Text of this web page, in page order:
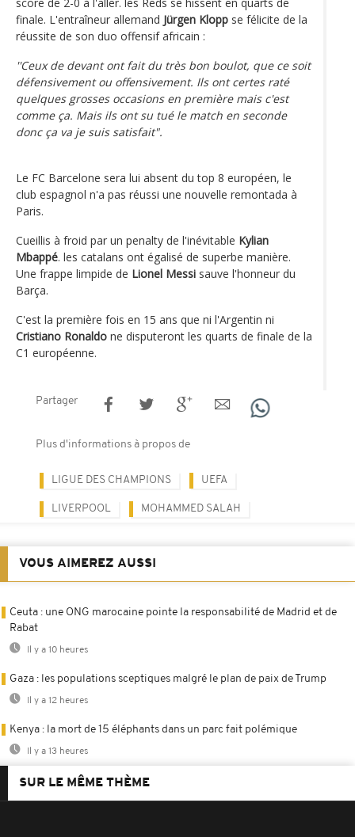
finale. L'entraîneur allemand Jürgen Klopp se félicite de la
réussite de son duo offensif africain :
''Ceux de devant ont fait du très bon boulot, que ce soit
défensivement ou offensivement. Ils ont certes raté
quelques grosses occasions en première mais c'est
comme ça. Mais ils ont su tué le match en seconde
donc ça va je suis satisfait".
Le FC Barcelone sera lui absent du top 8 européen, le
club espagnol n'a pas réussi une nouvelle remontada à
Paris.
Cueillis à froid par un penalty de l'inévitable Kylian
Mbappé. les catalans ont égalisé de superbe manière.
Une frappe limpide de Lionel Messi sauve l'honneur du
Barça.
C'est la première fois en 15 ans que ni l'Argentin ni
Cristiano Ronaldo ne disputeront les quarts de finale de la
C1 européenne.
Partager
Plus d'informations à propos de
LIGUE DES CHAMPIONS UEFA
LIVERPOOL MOHAMMED SALAH
VOUS AIMEREZ AUSSI
Ceuta : une ONG marocaine pointe la responsabilité de Madrid et de
Rabat
Il y a 10 heures
Gaza : les populations sceptiques malgré le plan de paix de Trump
Il y a 12 heures
Kenya : la mort de 15 éléphants dans un parc fait polémique
Il y a 13 heures
SUR LE MÊME THÈME